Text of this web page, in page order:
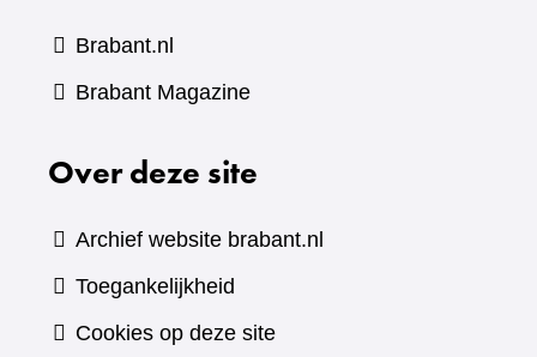
Brabant.nl
Brabant Magazine(verwijst
een
website)
Over deze site
Archief website brabant.nl
Toegankelijkheid
Cookies op deze site